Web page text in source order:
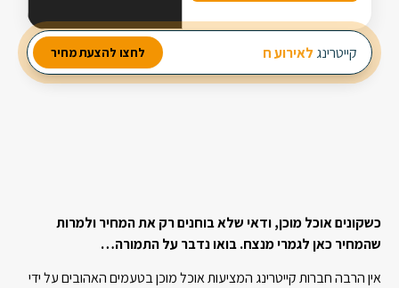
מבחר עשיר של סלטים
2 מנות ביניים
קייטרינג לאירוע חברה לחצו להצעת מחיר
כשקונים אוכל מוכן, ודאי שלא בוחנים רק את המחיר ולמרות
שהמחיר כאן לגמרי מנצח. בואו נדבר על התמורה…
אין הרבה חברות קייטרינג המציעות אוכל מוכן בטעמים האהובים על ידי